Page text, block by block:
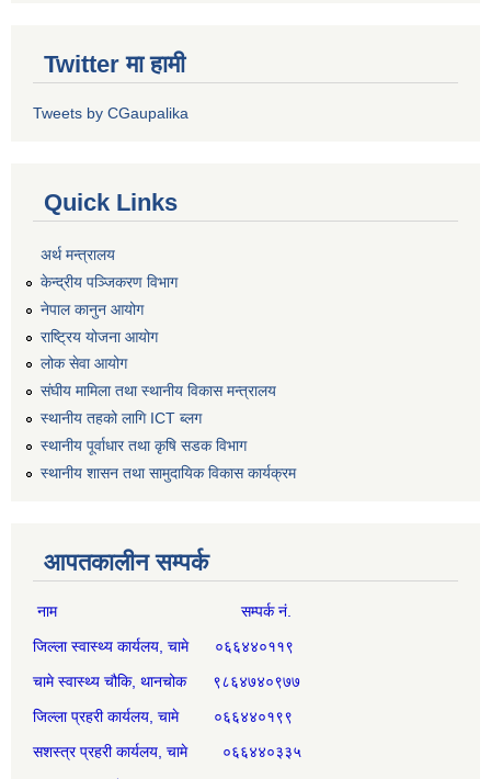
Twitter मा हामी
Tweets by CGaupalika
Quick Links
अर्थ मन्त्रालय
केन्द्रीय पञ्जिकरण विभाग
नेपाल कानुन आयोग
राष्ट्रिय योजना आयोग
लोक सेवा आयोग
संघीय मामिला तथा स्थानीय विकास मन्त्रालय
स्थानीय तहको लागि ICT ब्लग
स्थानीय पूर्वाधार तथा कृषि सडक विभाग
स्थानीय शासन तथा सामुदायिक विकास कार्यक्रम
आपतकालीन सम्पर्क
नाम सम्पर्क नं.
जिल्ला स्वास्थ्य कार्यलय, चामे ०६६४४०११९
चामे स्वास्थ्य चौकि, थानचोक ९८६४७४०९७७
जिल्ला प्रहरी कार्यलय, चामे ०६६४४०१९९
सशस्त्र प्रहरी कार्यलय, चामे ०६६४४०३३५